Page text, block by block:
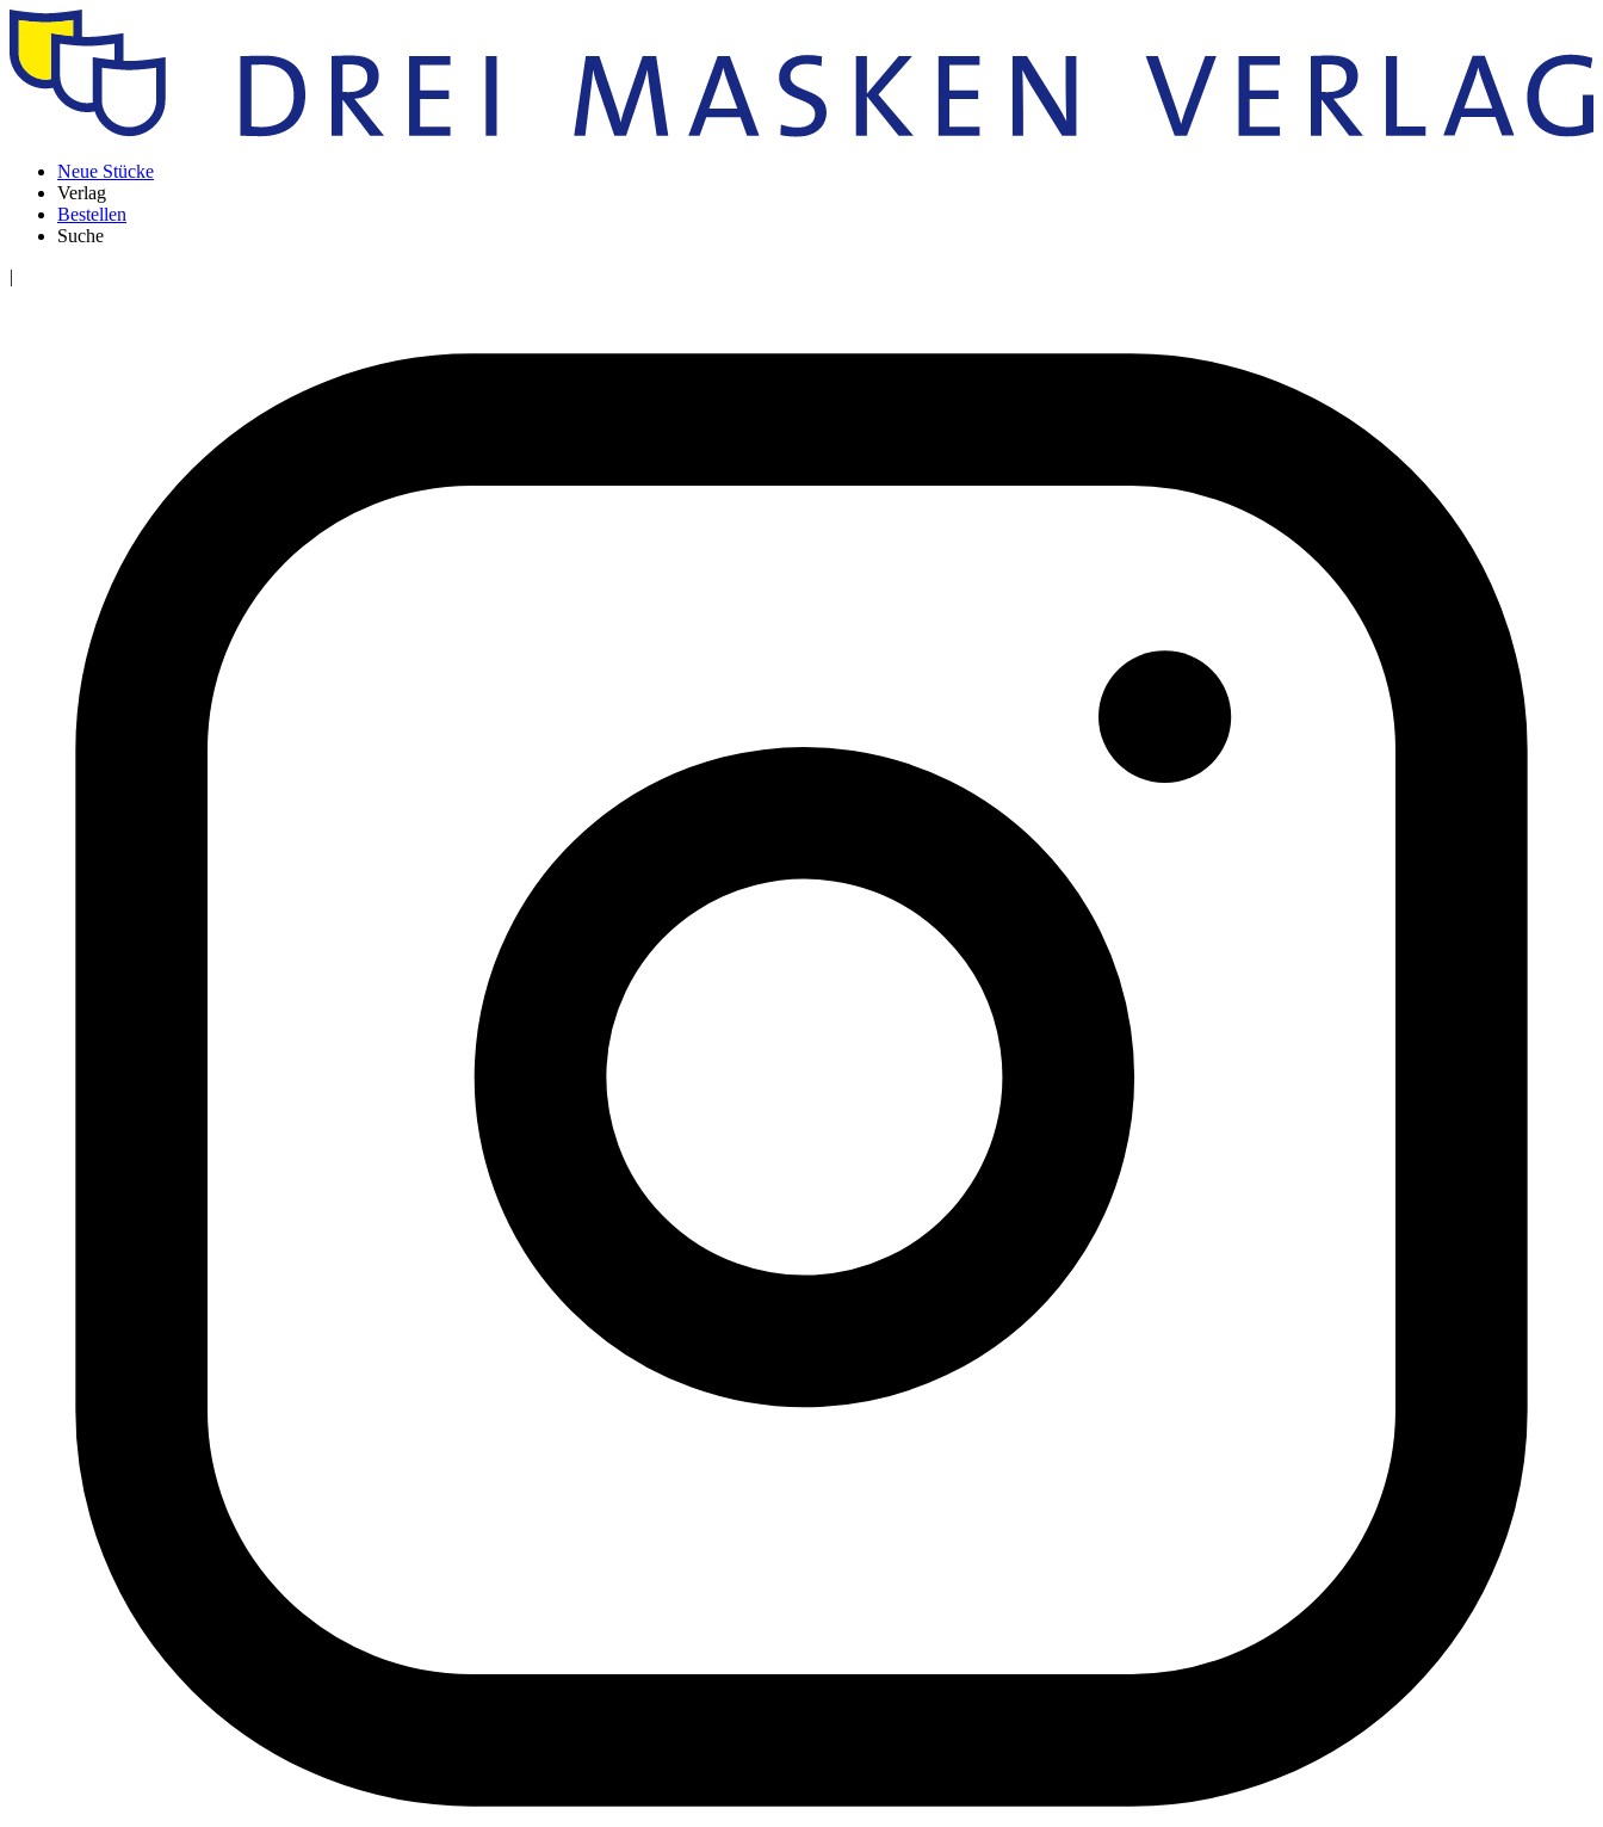
Neue Stücke
Verlag
Bestellen
Suche
|